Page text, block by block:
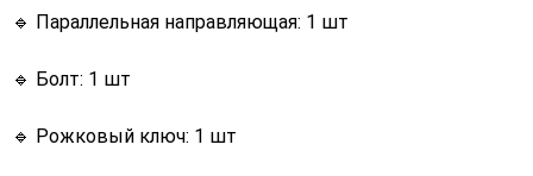
🔹 Параллельная направляющая: 1 шт
🔹 Болт: 1 шт
🔹 Рожковый ключ: 1 шт